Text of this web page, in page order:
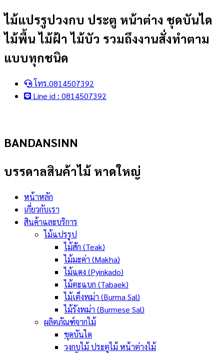
Skip
content
ไม้แปรรูปวงกบ ประตู หน้าต่าง ชุดบันได
ไม้พื้น ไม้ฝ้า ไม้บัว รวมถึงงานสั่งทำตาม
แบบทุกชนิด
โทร.0814507392
Line id : 0814507392
BANDANSINN
บรรดาลสินค้าไม้ หาดใหญ่
หน้าหลัก
เกี่ยวกับเรา
สินค้าและบริการ
ไม้แปรรูป
ไม้สัก (Teak)
ไม้มะค่า (Makha)
ไม้แดง (Pyinkado)
ไม้ตะแบก (Tabaek)
ไม้เต็งพม่า (Burma Sal)
ไม้รังพม่า (Burmese Sal)
ผลิตภัณฑ์จากไม้
ชุดบันได
วงกบไม้ ประตูไม้ หน้าต่างไม้